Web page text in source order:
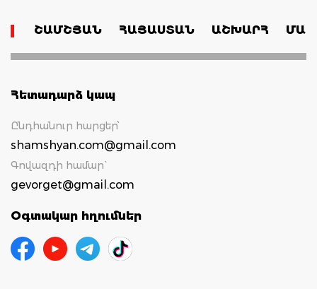
ՇԱՄՇՅԱՆ ՀԱՅԱՍՏԱՆ ԱՇԽԱՐՀ
Հետադարձ կապ
Ընդհանուր հարցեր՝
shamshyan.com@gmail.com
Գովազդի համար`
gevorget@gmail.com
Օգտակար հղումներ